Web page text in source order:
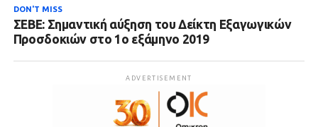
DON'T MISS
ΣΕΒΕ: Σημαντική αύξηση του Δείκτη Εξαγωγικών
Προσδοκιών στο 1ο εξάμηνο 2019
ADVERTISEMENT